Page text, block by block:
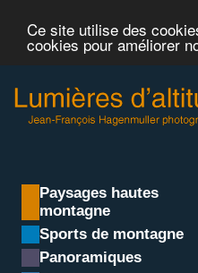
Ce site utilise des
cookies pour améliorer
Paysages hautes
montagne
Sports de montagne
Panoramiques